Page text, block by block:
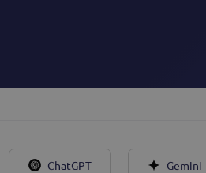
ChatGPT Gemini